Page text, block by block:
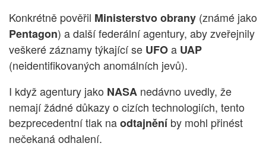
Konkrétně pověřil Ministerstvo obrany (známé jako
Pentagon) a další federální agentury, aby zveřejnily
veškeré záznamy týkající se UFOa UAP
(neidentifikovaných anomálních jevů).
I když agentury jako NASA nedávno uvedly, že
nemají žádné důkazy o cizích technologiích, tento
bezprecedentní tlak naodtajnění by mohl přinést
nečekaná odhalení.